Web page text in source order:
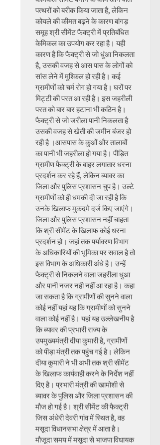
पत्थरों को बरीक किया जाता है, लेकिन
कोयले की कीमत बढ़ने के कारण बांगड़
समूह श्री सीमेंट फैक्ट्री में प्रतिबंधित
केमिकल का उपयोग कर रहा है। यही
कारण है कि फैक्ट्री से जो धुंआ निकलता
है, उसकी वजह से आस पास के लोगों को
सांस लेने में मुश्किल हो रही है। कई
ग्रामीणों को चर्म रोग हो गया है। घरों पर
मिट्टी की परत आ रही है। इस जहरीली
परत को बार बार हटाना भी कठिन है।
फैक्ट्री से जो जरीला पानी निकलता है
उसकी वजह से खेती की जमीन बंजर हो
रही है ।आसपास के कुओं और तालाबों
का पानी भी जहरीला हो गया है। पीड़ित
ग्रामीण फैक्ट्री के बाहर लगातार धरना
प्रदर्शन कर रहे हैं, लेकिन ब्यावर का
जिला और पुलिस प्रशासन चुप है। उल्टे
ग्रामीणों को ही धमकी दी जा रही है कि
उनके खिलाफ मुकदमे दर्ज किए जाएंगे।
जिला और पुलिस प्रशासन नहीं चाहता
कि श्री सीमेंट के खिलाफ कोई धरना
प्रदर्शन हो। जहां तक पर्यावरण विभाग
के अधिकारियों की भूमिका पर सवाल है तो
इस विभाग के अधिकारी अंधे है। उन्हें
फैक्ट्री से निकलने वाला जहरीला धुआ
और पानी नजर नही नहीं आ रहा है। कहा
जा सकता है कि ग्रामीणों की सुनने वाला
कोई नहीं यहां यह कि ग्रामीणों को सुनने
वाला कोई नहीं है। यहां यह उल्लेखनीय है
कि ब्यावर की प्रभारी राज्य के
उपमुख्यमंत्री दीया कुमारी है, ग्रामीणों
को पीड़ा मंत्री तक पहुंच गई है। लेकिन
दीया कुमारी ने भी अभी तक श्री सीमेंट
के खिलाफ कार्यवाही करने के निर्देश नहीं
दिए है। प्रभारी मंत्री की खामोशी से
ब्यावर के पुलिस और जिला प्रशासन की
मौज हो गई है। श्री सीमेंट की फैक्ट्री
जिस अंधेरी देवरी गांव में स्थित है, वह
मसूदा विधानसभा क्षेत्र में आता है।
मौजूदा समय में मसूदा से भाजपा विधायक